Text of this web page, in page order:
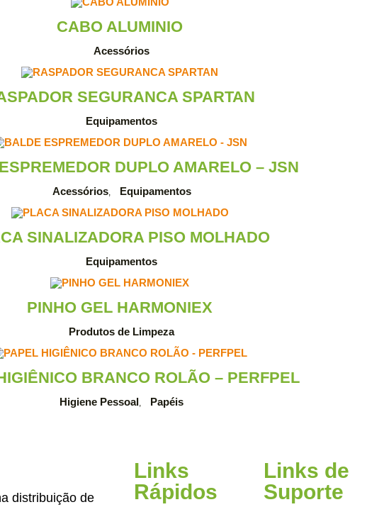
CABO ALUMINIO
Acessórios
SEGURANCA SPARTAN
Equipamentos
DUPLO AMARELO – JSN
Acessórios, Equipamentos
SINALIZADORA PISO MOLHADO
Equipamentos
PINHO GEL HARMONIEX
Produtos de Limpeza
BRANCO ROLÃO – PERFPEL
Higiene Pessoal Papéis
distribuição de
Links
Rápidos
Links de
Suporte